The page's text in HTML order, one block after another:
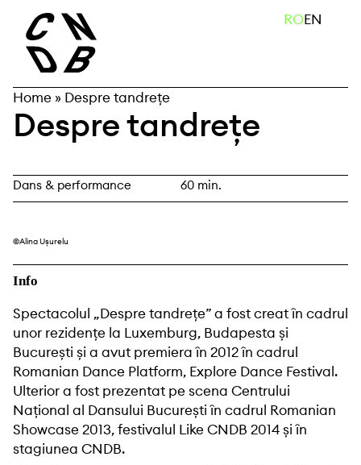
content
caută ROEN
Home » Despre tandrețe
Despre tandrețe
Dans & performance 60 min.
©Alina Ușurelu
Info
Spectacolul „Despre tandrețe” a fost creat în cadrul
unor rezidențe la Luxemburg, Budapesta și
București și a avut premiera în 2012 în cadrul
Romanian Dance Platform, Explore Dance Festival.
Ulterior a fost prezentat pe scena Centrului
Național al Dansului București în cadrul Romanian
Showcase 2013, festivalul Like CNDB 2014 și în
stagiunea CNDB.